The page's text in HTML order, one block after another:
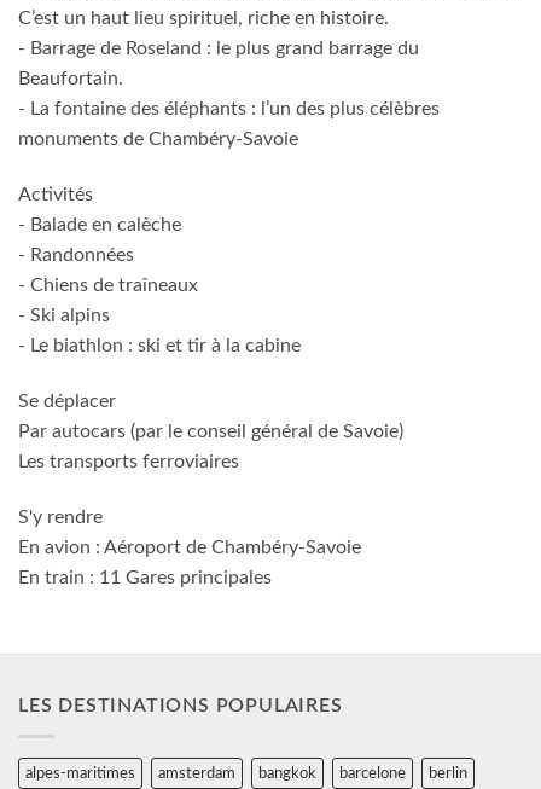
C’est un haut lieu spirituel, riche en histoire.
- Barrage de Roseland : le plus grand barrage du
Beaufortain.
- La fontaine des éléphants : l’un des plus célèbres
monuments de Chambéry-Savoie
Activités
- Balade en calèche
- Randonnées
- Chiens de traîneaux
- Ski alpins
- Le biathlon : ski et tir à la cabine
Se déplacer
Par autocars (par le conseil général de Savoie)
Les transports ferroviaires
S'y rendre
En avion : Aéroport de Chambéry-Savoie
En train : 11 Gares principales
LES DESTINATIONS POPULAIRES
alpes-maritimes amsterdam bangkok barcelone berlin